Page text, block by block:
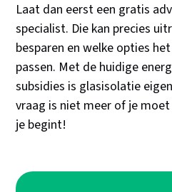
Laat dan eerst een gratis
specialist. Die kan precies
besparen en welke opties
passen. Met de huidige
subsidies is glasisolatie
vraag is niet meer of je
je begint!